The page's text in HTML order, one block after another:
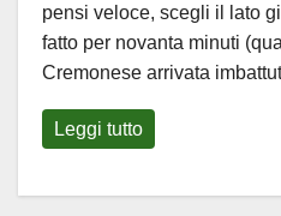
pensi veloce, scegli il lato
fatto per novanta minuti
Cremonese arrivata
Leggi tutto